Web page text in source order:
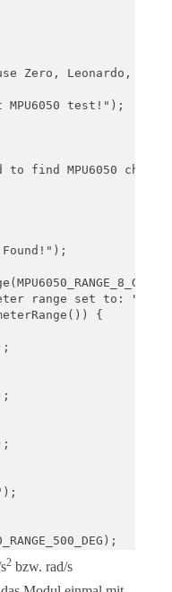
Zero, Leonardo, etc
MPU6050 test!");
to find MPU6050
range set to: ");
{
set to: ");
{
2 bzw. rad/s